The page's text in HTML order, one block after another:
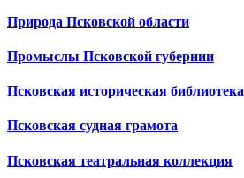
Природа Псковской области
Промыслы Псковской губернии
Псковская историческая библиотека
Псковская судная грамота
Псковская театральная коллекция